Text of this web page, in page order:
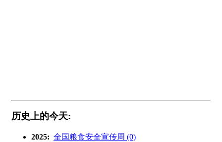
历史上的今天:
2025: 全国粮食安全宣传周 (0)